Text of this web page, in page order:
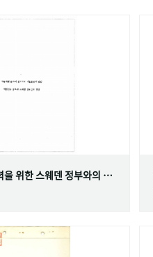
가족계획 분야 협력을 위한 스웨덴 정부와의 협정